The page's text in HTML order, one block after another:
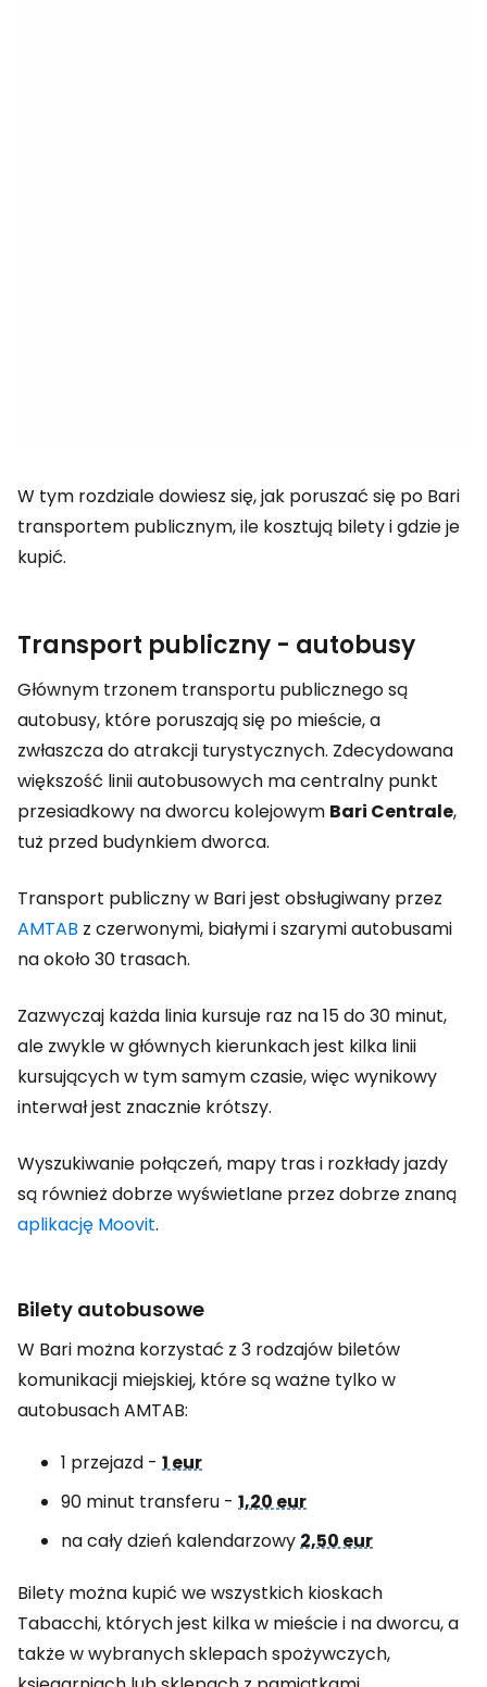
W tym rozdziale dowiesz się, jak poruszać się po Bari
transportem publicznym, ile kosztują bilety i gdzie je
kupić.
Transport publiczny - autobusy
Głównym trzonem transportu publicznego są
autobusy, które poruszają się po mieście, a
zwłaszcza do atrakcji turystycznych. Zdecydowana
większość linii autobusowych ma centralny punkt
przesiadkowy na dworcu kolejowym Bari Centrale,
tuż przed budynkiem dworca.
Transport publiczny w Bari jest obsługiwany przez
AMTAB z czerwonymi, białymi i szarymi autobusami
na około 30 trasach.
Zazwyczaj każda linia kursuje raz na 15 do 30 minut,
ale zwykle w głównych kierunkach jest kilka linii
kursujących w tym samym czasie, więc wynikowy
interwał jest znacznie krótszy.
Wyszukiwanie połączeń, mapy tras i rozkłady jazdy
są również dobrze wyświetlane przez dobrze znaną
aplikację Moovit.
Bilety autobusowe
W Bari można korzystać z 3 rodzajów biletów
komunikacji miejskiej, które są ważne tylko w
autobusach AMTAB:
1 przejazd - 1 eur
90 minut transferu - 1,20 eur
na cały dzień kalendarzowy2,50 eur
Bilety można kupić we wszystkich kioskach
Tabacchi, których jest kilka w mieście i na dworcu, a
także w wybranych sklepach spożywczych,